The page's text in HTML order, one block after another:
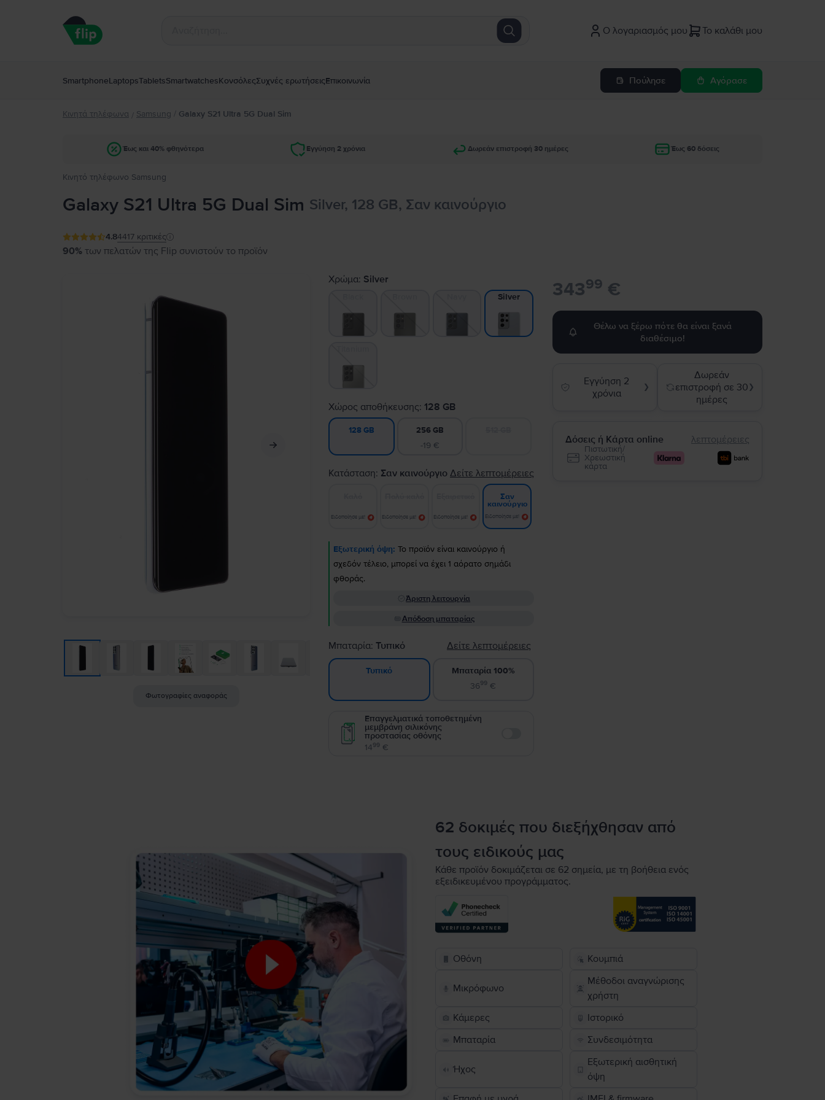
Ο λογαριασμός μου Το καλάθι μου
SmartphoneLaptopsTabletsSmartwatchesΚονσόλεςΣυχνές ερωτήσειςΕπικοινωνία Πούλησε Αγόρασε
Κινητά τηλέφωνα / Samsung / Galaxy S21 Ultra 5G Dual Sim
Έως και 40% φθηνότερα Εγγύηση 2 χρόνια Δωρεάν επιστροφή 30 ημέρες Έως 60 δόσεις
Κινητό τηλέφωνο Samsung
Galaxy S21 Ultra 5G Dual Sim Silver, 128 GB, Σαν καινούργιο
4.84417 κριτικές
90% των πελατών της Flip συνιστούν το προϊόν
Φωτογραφίες αναφοράς
Χρώμα: Silver
Silver
Χώρος αποθήκευσης: 128 GB
128 GB 256 GB
-19 €
Κατάσταση: Σαν καινούργιο Δείτε λεπτομέρειες
Ειδοποίησε με! Ειδοποίησε με! Ειδοποίησε με!
Σαν
καινούργιο
Ειδοποίησε με!
Εξωτερική όψη: Το προϊόν είναι καινούργιο ή
σχεδόν τέλειο, μπορεί να έχει 1 αόρατο σημάδι
φθοράς.
Άριστη λειτουργία
Απόδοση μπαταρίας
Μπαταρία:Τυπικό Δείτε λεπτομέρειες
Τυπικό
Μπαταρία 100%
3699 €
Επαγγελματικά τοποθετημένη
μεμβράνη σιλικόνης
προστασίας οθόνης
1499 €
34399 €
Θέλω να ξέρω πότε θα είναι ξανά
διαθέσιμο!
Εγγύηση 2
χρόνια
❯
Δωρεάν
επιστροφή σε 30
ημέρες
❯
Δόσεις ή Κάρτα online λεπτομέρειες
Πιστωτική/
Χρεωστική
κάρτα
62 δοκιμές που διεξήχθησαν από
τους ειδικούς μας
Κάθε προϊόν δοκιμάζεται σε 62 σημεία, με τη βοήθεια ενός
εξειδικευμένου προγράμματος.
Οθόνη Κουμπιά
Μικρόφωνο
Μέθοδοι αναγνώρισης
χρήστη
Κάμερες
Ιστορικό
Μπαταρία
Συνδεσιμότητα
Ήχος
Εξωτερική αισθητική
όψη